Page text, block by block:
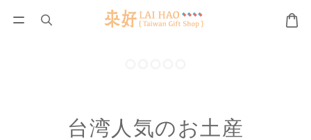
台湾人気のお土産